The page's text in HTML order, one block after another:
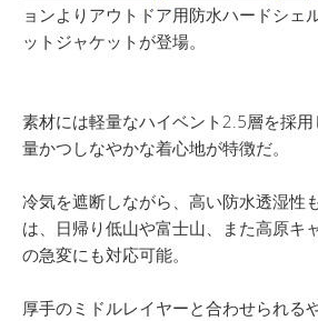
ョンよりアウトドア用防水ハードシェ
ットジャケットが登場。
素材には軽量なハイベント2.5層を採
量かつしなやかな着心地が特徴だ。
冷気を遮断しながら、高い防水透湿性
は、日帰り低山や富士山、また高原キ
の急変にも対応可能。
厚手のミドルレイヤーと合わせられる